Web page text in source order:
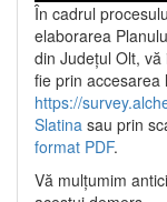
În cadrul
elaborarea
din Județul Olt,
fie prin accesarea
https://
Slatina sau prin
format PDF.
Vă mulţumim